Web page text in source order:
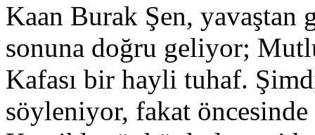
Kaan Burak Şen, yavaştan
sonuna doğru geliyor;
Kafası bir hayli tuhaf.
söyleniyor, fakat